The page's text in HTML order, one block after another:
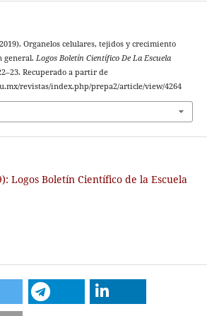
Organelos celulares, tejidos y crecimiento
general. Logos Boletín Científico De La Escuela
Recuperado a partir de
revistas/index.php/prepa2/article/view/4264
Logos Boletín Científico de la Escuela